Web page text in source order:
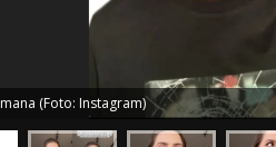
(Foto: Instagram)